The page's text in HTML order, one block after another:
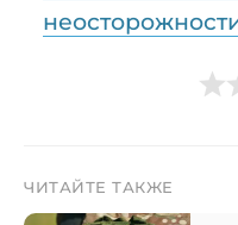
ЧИТАЙТЕ ТАКЖЕ